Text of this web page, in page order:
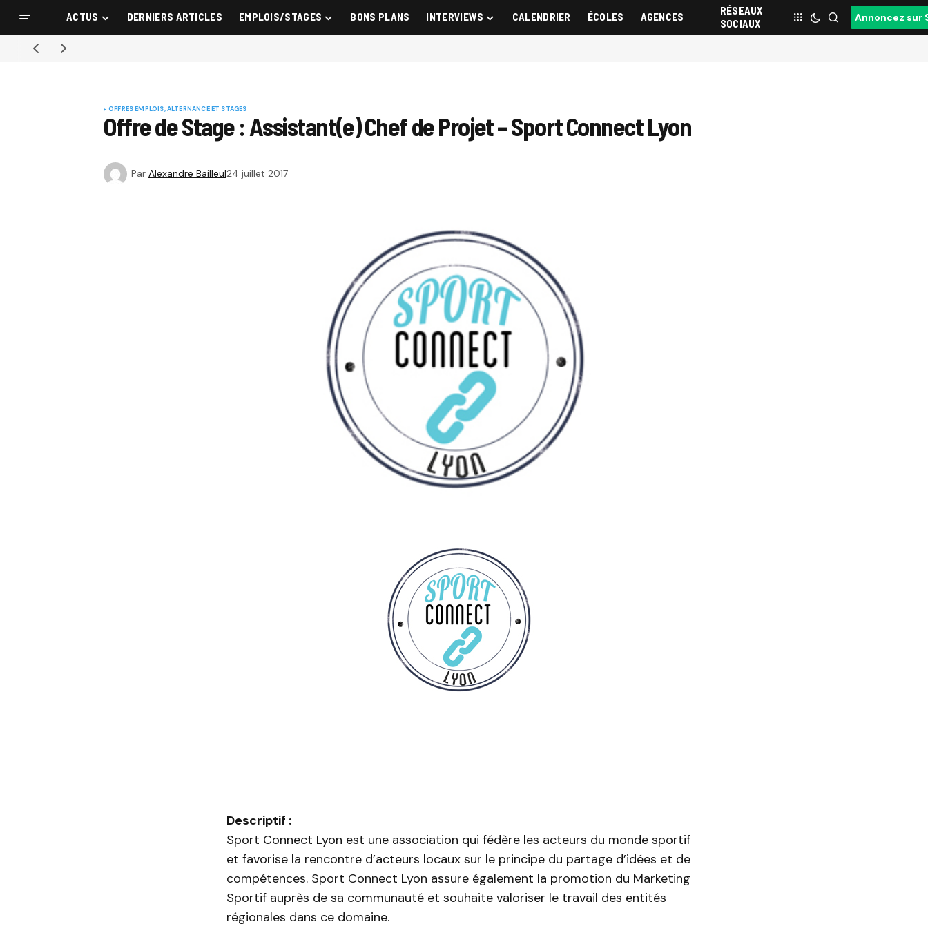
ACTUS DERNIERS ARTICLES EMPLOIS/STAGES BONS PLANS INTERVIEWS CALENDRIER ÉCOLES AGENCES
RÉSEAUX
SOCIAUX
Annoncez sur
OFFRES EMPLOIS, ALTERNANCE ET STAGES
Offre de Stage : Assistant(e) Chef de Projet – Sport Connect Lyon
Par Alexandre Bailleul24 juillet 2017
Descriptif :
Sport Connect Lyon est une association qui fédère les acteurs du monde sportif
et favorise la rencontre d’acteurs locaux sur le principe du partage d’idées et de
compétences. Sport Connect Lyon assure également la promotion du Marketing
Sportif auprès de sa communauté et souhaite valoriser le travail des entités
régionales dans ce domaine.